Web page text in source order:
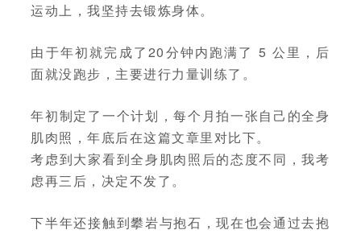
运动上，我坚持去锻炼身体。
由于年初就完成了20分钟内跑满了 5 公里，后
面就没跑步，主要进行力量训练了。
年初制定了一个计划，每个月拍一张自己的全身
肌肉照，年底后在这篇文章里对比下。
考虑到大家看到全身肌肉照后的态度不同，我考
虑再三后，决定不发了。
下半年还接触到攀岩与抱石，现在也会通过去抱